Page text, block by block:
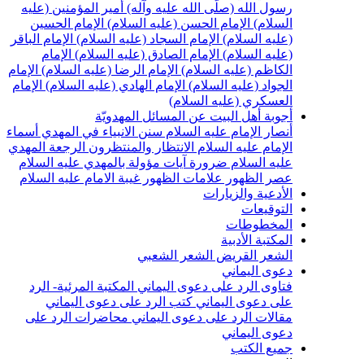
الله (صلّى الله عليه وآله) أمير المؤمنين (عليه
الإمام الحسن (عليه السلام) الإمام الحسين
الإمام السجاد (عليه السلام) الإمام الباقر
الإمام الصادق (عليه السلام) الإمام
(عليه السلام) الإمام الرضا (عليه السلام) الإمام
(عليه السلام) الإمام الهادي (عليه السلام) الإمام
(عليه السلام)
أهل البيت عن المسائل المهدويّة
الإمام عليه السلامسنن الانبياء في المهديأسماء
عليه السلامالانتظار والمنتظرونالرجعةالمهدي
السلام ضرورة آيات مؤولة بالمهدي عليه السلام
علامات الظهورغيبة الامام عليه السلام
والزيارات
الأدبية
الشعر الشعبي
اليماني
الرد على دعوى اليماني المكتبة المرئية- الرد
دعوى اليماني كتب الرد على دعوى اليماني
الرد على دعوى اليماني محاضرات الرد على